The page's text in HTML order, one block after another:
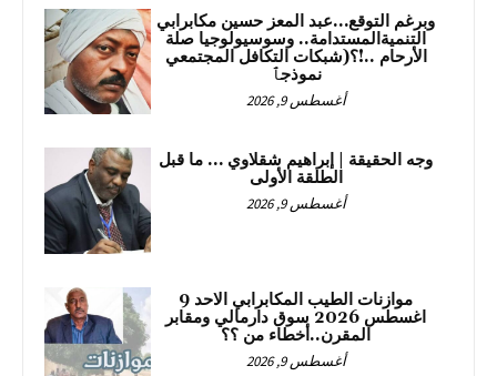
وبرغم التوقع…عبد المعز حسين مكابرابي
التنميةالمستدامة.. وسوسيولوجيا صلة
الأرحام ..!؟(شبكات التكافل المجتمعي
نموذجٱ
أغسطس 9, 2026
وجه الحقيقة | إبراهيم شقلاوي … ما قبل
الطلقة الأولى
أغسطس 9, 2026
موازنات الطيب المكابرابي الاحد 9
اغسطس 2026 سوق دارمالي ومقابر
المقرن..أخطاء من ؟؟
أغسطس 9, 2026